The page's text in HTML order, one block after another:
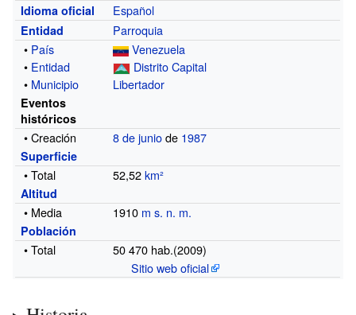
Idioma oficial Español
Entidad
Parroquia
• País
Venezuela
• Entidad
Distrito Capital
• Municipio Libertador
Eventos
históricos
• Creación 8 de juniode 1987
Superficie
• Total 52,52km²
Altitud
• Media 1910 m s. n. m.
Población
• Total 50 470 hab.(2009)
Sitio web oficial